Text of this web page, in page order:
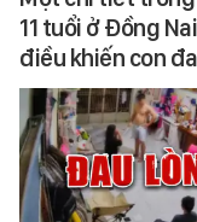
11 tuổi ở Đồng
điều khiến con